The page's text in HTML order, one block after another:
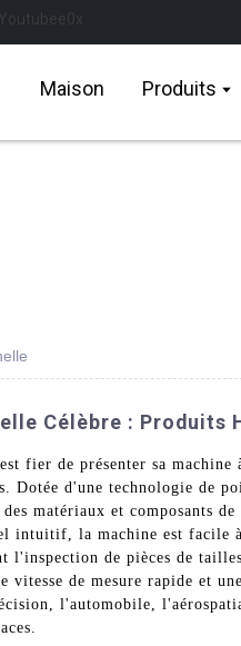
Maison Produits
Célèbre : Produits
fier de présenter sa
Dotée d'une technologie de
matériaux et composants
intuitif, la machine est
l'inspection de pièces de
vitesse de mesure rapide et
l'automobile,